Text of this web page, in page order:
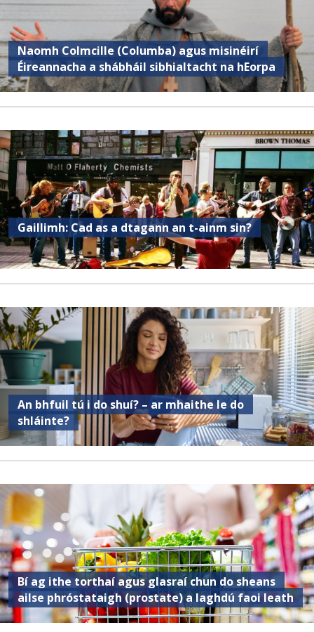
Naomh Colmcille (Columba) agus misinéirí
Éireannacha a shábháil sibhialtacht na hEorpa
Gaillimh: Cad as a dtagann an t-ainm sin?
An bhfuil tú i do shuí? – ar mhaithe le do
shláinte?
Bí ag ithe torthaí agus glasraí chun do sheans
ailse phróstataigh (prostate) a laghdú faoi leath